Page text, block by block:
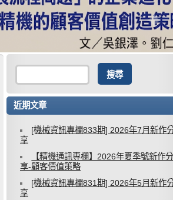
近期文章
[機械資訊專欄833期] 2026年7月新作
享
【精機通訊專欄】2026年夏季號新作分
享-顧客價值策略
[機械資訊專欄831期] 2026年5月新作
享